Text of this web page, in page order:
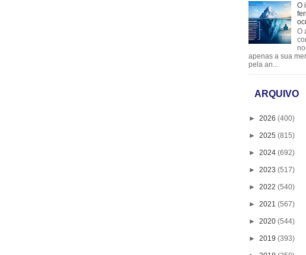
O
O
apenas a sua
pela an...
ARQUIVO
► 2026 (400)
► 2025 (815)
► 2024 (692)
► 2023 (517)
► 2022 (540)
► 2021 (567)
► 2020 (544)
► 2019 (393)